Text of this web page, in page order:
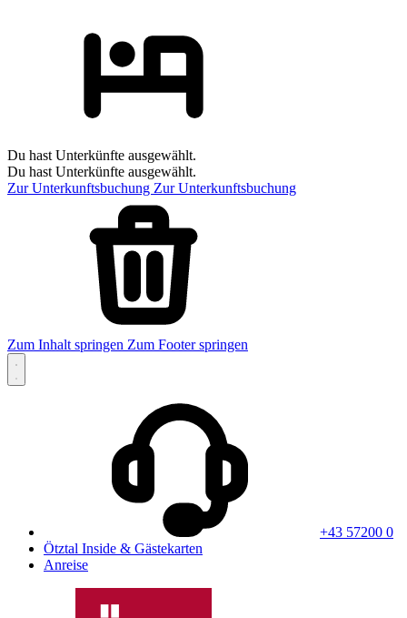
Du hast Unterkünfte ausgewählt.
Du hast Unterkünfte ausgewählt.
Zur Unterkunftsbuchung Zur Unterkunftsbuchung
Zum Inhalt springen Zum Footer springen
+43 57200 0
Ötztal Inside & Gästekarten
Anreise